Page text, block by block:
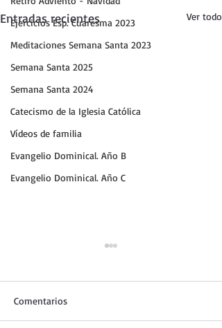
Ejercicios Esp. Cuaresma 2023
Meditaciones Semana Santa 2023
Semana Santa 2025
Semana Santa 2024
Catecismo de la Iglesia Católica
Vídeos de familia
Evangelio Dominical. Año B
Evangelio Dominical. Año C
Entradas recientes Ver todo
Comentarios